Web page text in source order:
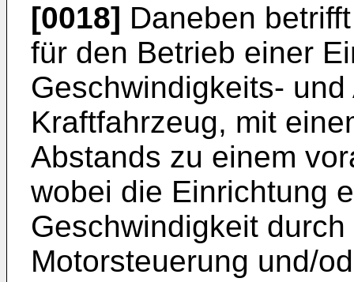
[0018] Daneben
für den Betrieb einer
Geschwindigkeits-
Kraftfahrzeug, mit
Abstands zu einem
wobei die Einrichtung
Geschwindigkeit
Motorsteuerung und/